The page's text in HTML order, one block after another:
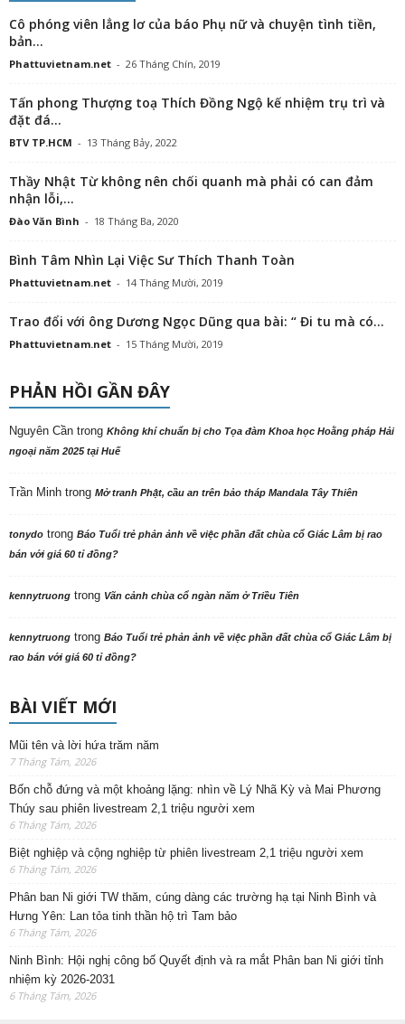
Cô phóng viên lẳng lơ của báo Phụ nữ và chuyện tình tiền,
bản...
Phattuvietnam.net - 26 Tháng Chín, 2019
Tấn phong Thượng toạ Thích Đồng Ngộ kế nhiệm trụ trì và
đặt đá...
BTV TP.HCM - 13 Tháng Bảy, 2022
Thầy Nhật Từ không nên chối quanh mà phải có can đảm
nhận lỗi,...
Đào Văn Bình - 18 Tháng Ba, 2020
Bình Tâm Nhìn Lại Việc Sư Thích Thanh Toàn
Phattuvietnam.net - 14 Tháng Mười, 2019
Trao đổi với ông Dương Ngọc Dũng qua bài: “ Đi tu mà có...
Phattuvietnam.net - 15 Tháng Mười, 2019
PHẢN HỒI GẦN ĐÂY
Nguyên Cần trong Không khí chuẩn bị cho Tọa đàm Khoa học Hoằng pháp Hải
ngoại năm 2025 tại Huế
Trần Minh trong Mở tranh Phật, cầu an trên bảo tháp Mandala Tây Thiên
tonydo trong Báo Tuổi trẻ phản ảnh về việc phần đất chùa cổ Giác Lâm bị rao
bán với giá 60 tỉ đồng?
kennytruong trong Vãn cảnh chùa cổ ngàn năm ở Triều Tiên
kennytruong trong Báo Tuổi trẻ phản ảnh về việc phần đất chùa cổ Giác Lâm bị
rao bán với giá 60 tỉ đồng?
BÀI VIẾT MỚI
Mũi tên và lời hứa trăm năm
7 Tháng Tám, 2026
Bốn chỗ đứng và một khoảng lặng: nhìn về Lý Nhã Kỳ và Mai Phương
Thúy sau phiên livestream 2,1 triệu người xem
6 Tháng Tám, 2026
Biệt nghiệp và cộng nghiệp từ phiên livestream 2,1 triệu người xem
6 Tháng Tám, 2026
Phân ban Ni giới TW thăm, cúng dàng các trường hạ tại Ninh Bình và
Hưng Yên: Lan tỏa tinh thần hộ trì Tam bảo
6 Tháng Tám, 2026
Ninh Bình: Hội nghị công bố Quyết định và ra mắt Phân ban Ni giới tỉnh
nhiệm kỳ 2026-2031
6 Tháng Tám, 2026